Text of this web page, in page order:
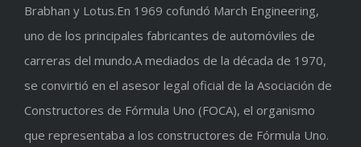
Brabhan y Lotus.En 1969 cofundó March Engineering,
uno de los principales fabricantes de automóviles de
carreras del mundo.A mediados de la década de 1970,
se convirtió en el asesor legal oficial de la Asociación de
Constructores de Fórmula Uno (FOCA), el organismo
que representaba a los constructores de Fórmula Uno.